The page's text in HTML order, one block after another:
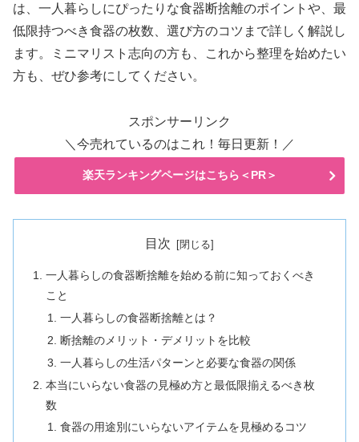
は、一人暮らしにぴったりな食器断捨離のポイントや、最
低限持つべき食器の枚数、選び方のコツまで詳しく解説し
ます。ミニマリスト志向の方も、これから整理を始めたい
方も、ぜひ参考にしてください。
スポンサーリンク
＼今売れているのはこれ！毎日更新！／
楽天ランキングページはこちら＜PR＞
目次
一人暮らしの食器断捨離を始める前に知っておくべき
こと
一人暮らしの食器断捨離とは？
断捨離のメリット・デメリットを比較
一人暮らしの生活パターンと必要な食器の関係
本当にいらない食器の見極め方と最低限揃えるべき枚
数
食器の用途別にいらないアイテムを見極めるコツ